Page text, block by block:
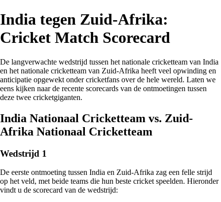
India tegen Zuid-Afrika:
Cricket Match Scorecard
De langverwachte wedstrijd tussen het nationale cricketteam van India
en het nationale cricketteam van Zuid-Afrika heeft veel opwinding en
anticipatie opgewekt onder cricketfans over de hele wereld. Laten we
eens kijken naar de recente scorecards van de ontmoetingen tussen
deze twee cricketgiganten.
India Nationaal Cricketteam vs. Zuid-
Afrika Nationaal Cricketteam
Wedstrijd 1
De eerste ontmoeting tussen India en Zuid-Afrika zag een felle strijd
op het veld, met beide teams die hun beste cricket speelden. Hieronder
vindt u de scorecard van de wedstrijd: